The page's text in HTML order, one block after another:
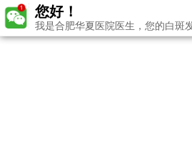
您好！
我是合肥华夏医院医生，您的白斑